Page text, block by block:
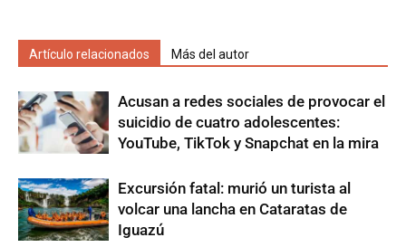
Artículo relacionados Más del autor
Acusan a redes sociales de provocar el
suicidio de cuatro adolescentes:
YouTube, TikTok y Snapchat en la mira
Excursión fatal: murió un turista al
volcar una lancha en Cataratas de
Iguazú